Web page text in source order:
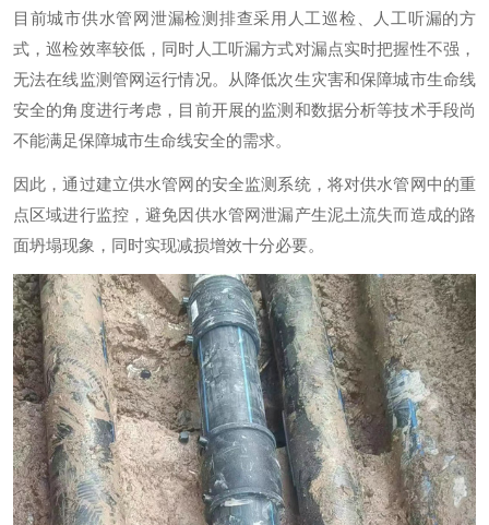
目前城市供水管网泄漏检测排查采用人工巡检、人工听漏的方
式，巡检效率较低，同时人工听漏方式对漏点实时把握性不强，
无法在线监测管网运行情况。从降低次生灾害和保障城市生命线
安全的角度进行考虑，目前开展的监测和数据分析等技术手段尚
不能满足保障城市生命线安全的需求。
因此，通过建立供水管网的安全监测系统，将对供水管网中的重
点区域进行监控，避免因供水管网泄漏产生泥土流失而造成的路
面坍塌现象，同时实现减损增效十分必要。